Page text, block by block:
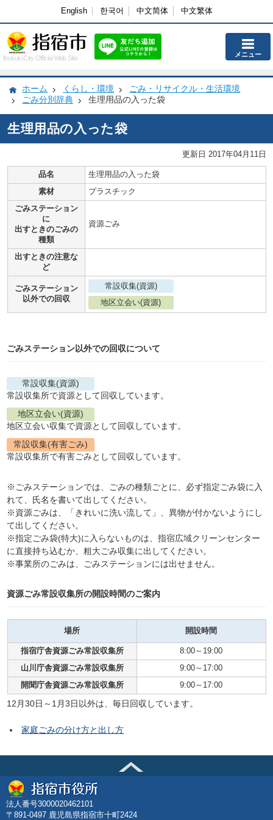
English 한국어 中文简体 中文繁体
Ibusuki City Official Web Site メニュー
ホーム くらし・環境
ごみ・リサイクル・生活環境
ごみ分別辞典
生理用品の入った袋
生理用品の入った袋
更新日 2017年04月11日
品名
生理用品の入った袋
素材
プラスチック
ごみステーション
に
出すときのごみの
種類
資源ごみ
出すときの注意な
ど
ごみステーション
以外での回収
常設収集(資源)
地区立会い(資源)
ごみステーション以外での回収について
常設収集(資源)
常設収集所で資源として回収しています。
地区立会い(資源)
地区立会い収集で資源として回収しています。
常設収集(有害ごみ)
常設収集所で有害ごみとして回収しています。
※ごみステーションでは、ごみの種類ごとに、必ず指定ごみ袋に入
れて、氏名を書いて出してください。
※資源ごみは、「きれいに洗い流して」、異物が付かないようにし
て出してください。
※指定ごみ袋(特大)に入らないものは、指宿広域クリーンセンター
に直接持ち込むか、粗大ごみ収集に出してください。
※事業所のごみは、ごみステーションには出せません。
資源ごみ常設収集所の開設時間のご案内
場所 開設時間
指宿庁舎資源ごみ常設収集所
8:00～19:00
山川庁舎資源ごみ常設収集所
9:00～17:00
開聞庁舎資源ごみ常設収集所
9:00～17:00
12月30日～1月3日以外は、毎日回収しています。
家庭ごみの分け方と出し方
法人番号3000020462101
〒891-0497 鹿児島県指宿市十町2424